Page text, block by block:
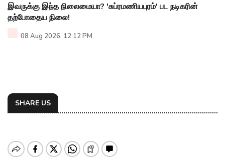
இவருக்கு இந்த நிலைமையா? 'சுப்ரமணியபுரம்' பட நடிகரின்
தற்போதைய நிலை!
08 Aug 2026, 12:12 PM
SHARE US